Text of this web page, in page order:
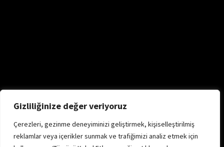
Gizliliğinize değer veriyoruz
Çerezleri, gezinme deneyiminizi geliştirmek, kişiselleştirilmiş
reklamlar veya içerikler sunmak ve trafiğimizi analiz etmek için